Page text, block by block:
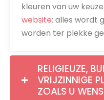
kleuren van uw keuze.
website: alles wordt
worden ter plekke
RELIGIEUZE,
VRIJZINNIGE
ZOALS U